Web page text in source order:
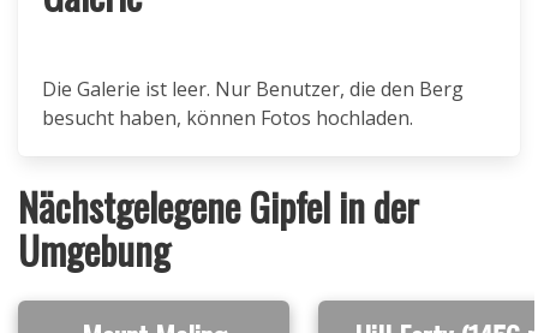
Die Galerie ist leer. Nur Benutzer, die den Berg
besucht haben, können Fotos hochladen.
Nächstgelegene Gipfel in der
Umgebung